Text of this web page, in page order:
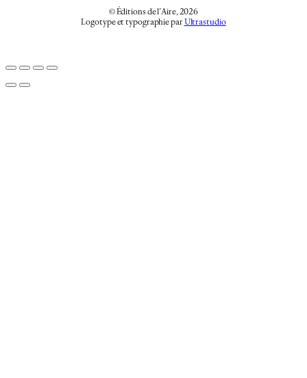
© Éditions de l’Aire, 2026
Logotype et typographie par Ultrastudio